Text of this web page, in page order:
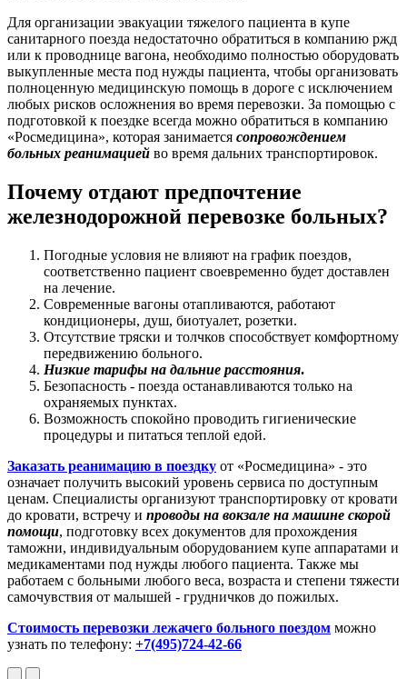
Для организации эвакуации тяжелого пациента в купе
санитарного поезда недостаточно обратиться в компанию ржд
или к проводнице вагона, необходимо полностью оборудовать
выкупленные места под нужды пациента, чтобы организовать
полноценную медицинскую помощь в дороге с исключением
любых рисков осложнения во время перевозки. За помощью с
подготовкой к поездке всегда можно обратиться в компанию
«Росмедицина», которая занимается сопровождением
больных реанимацией во время дальних транспортировок.
Почему отдают предпочтение
железнодорожной перевозке больных?
Погодные условия не влияют на график поездов,
соответственно пациент своевременно будет доставлен
на лечение.
Современные вагоны отапливаются, работают
кондиционеры, душ, биотуалет, розетки.
Отсутствие тряски и толчков способствует комфортному
передвижению больного.
Низкие тарифы на дальние расстояния.
Безопасность - поезда останавливаются только на
охраняемых пунктах.
Возможность спокойно проводить гигиенические
процедуры и питаться теплой едой.
Заказать реанимацию в поездку от «Росмедицина» - это
означает получить высокий уровень сервиса по доступным
ценам. Специалисты организуют транспортировку от кровати
до кровати, встречу и проводы на вокзале на машине скорой
помощи, подготовку всех документов для прохождения
таможни, индивидуальным оборудованием купе аппаратами и
медикаментами под нужды любого пациента. Также мы
работаем с больными любого веса, возраста и степени тяжести
самочувствия от малышей - грудничков до пожилых.
Стоимость перевозки лежачего больного поездом можно
узнать по телефону: +7(495)724-42-66